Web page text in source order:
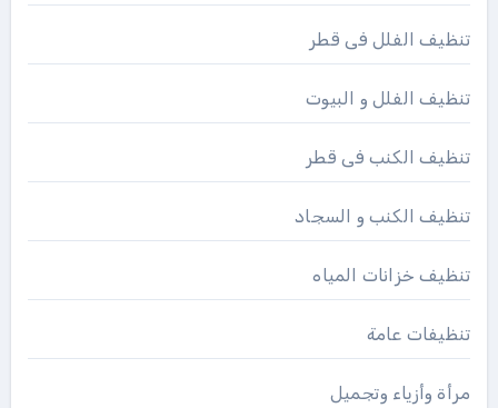
تنظيف الفلل فى قطر
تنظيف الفلل و البيوت
تنظيف الكنب فى قطر
تنظيف الكنب و السجاد
تنظيف خزانات المياه
تنظيفات عامة
مرأة وأزياء وتجميل